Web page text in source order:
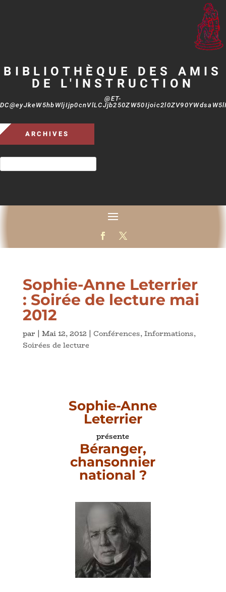
BIBLIOTHÈQUE DES AMIS
DE L'INSTRUCTION
@ET-
ARCHIVES
Sophie-Anne Leterrier
: Soirée de lecture mai
2012
par | Mai 12, 2012 | Conférences,Informations,
Soirées de lecture
Sophie-Anne
Leterrier
présente
Béranger,
chansonnier
national ?